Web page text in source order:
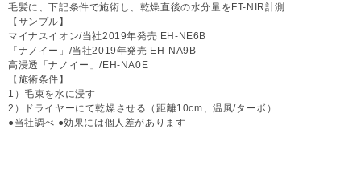
毛髪に、下記条件で施術し、乾燥直後の水分量をFT-NIR計測
【サンプル】
マイナスイオン/当社2019年発売 EH-NE6B
「ナノイー」/当社2019年発売 EH-NA9B
高浸透「ナノイー」/EH-NA0E
【施術条件】
1）毛束を水に浸す
2）ドライヤーにて乾燥させる（距離10cm、温風/ターボ）
●当社調べ ●効果には個人差があります